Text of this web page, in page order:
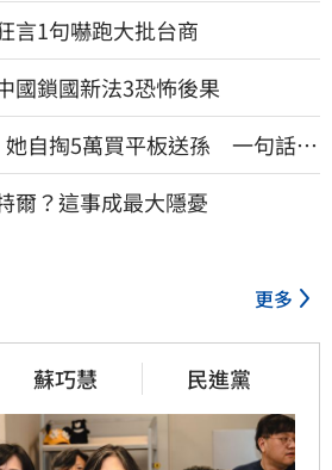
言1句嚇跑大批台商
國鎖國新法3恐怖後果
她自掏5萬買平板送孫 一句話愣
爾？這事成最大隱憂
更多
蘇巧慧 民進黨